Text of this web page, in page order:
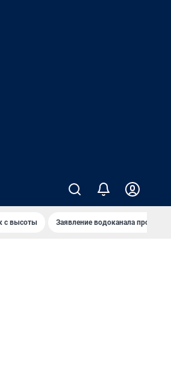
с высоты Заявление водоканала про